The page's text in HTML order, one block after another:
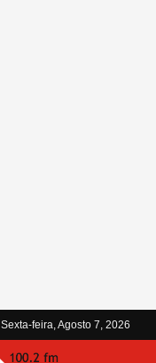
Sexta-feira, Agosto 7, 2026